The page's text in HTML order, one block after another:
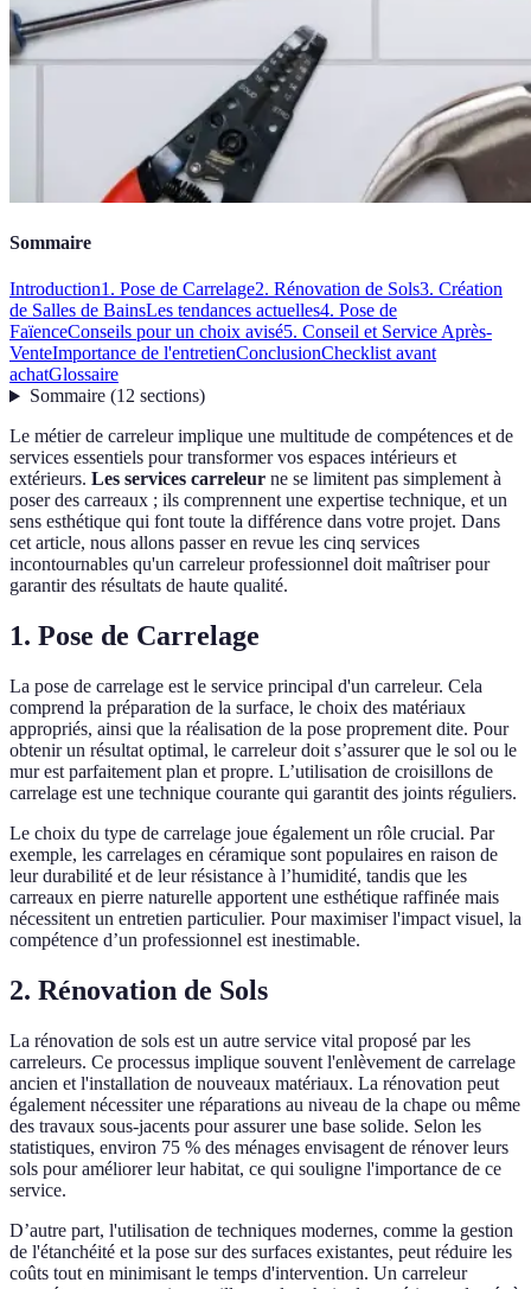
Sommaire
Introduction1. Pose de Carrelage2. Rénovation de Sols3. Création
de Salles de BainsLes tendances actuelles4. Pose de
FaïenceConseils pour un choix avisé5. Conseil et Service Après-
VenteImportance de l'entretienConclusionChecklist avant
achatGlossaire
Sommaire(12 sections)
Le métier de carreleur implique une multitude de compétences et de
services essentiels pour transformer vos espaces intérieurs et
extérieurs. Les services carreleur ne se limitent pas simplement à
poser des carreaux ; ils comprennent une expertise technique, et un
sens esthétique qui font toute la différence dans votre projet. Dans
cet article, nous allons passer en revue les cinq services
incontournables qu'un carreleur professionnel doit maîtriser pour
garantir des résultats de haute qualité.
1. Pose de Carrelage
La pose de carrelage est le service principal d'un carreleur. Cela
comprend la préparation de la surface, le choix des matériaux
appropriés, ainsi que la réalisation de la pose proprement dite. Pour
obtenir un résultat optimal, le carreleur doit s’assurer que le sol ou le
mur est parfaitement plan et propre. L’utilisation de croisillons de
carrelage est une technique courante qui garantit des joints réguliers.
Le choix du type de carrelage joue également un rôle crucial. Par
exemple, les carrelages en céramique sont populaires en raison de
leur durabilité et de leur résistance à l’humidité, tandis que les
carreaux en pierre naturelle apportent une esthétique raffinée mais
nécessitent un entretien particulier. Pour maximiser l'impact visuel, la
compétence d’un professionnel est inestimable.
2. Rénovation de Sols
La rénovation de sols est un autre service vital proposé par les
carreleurs. Ce processus implique souvent l'enlèvement de carrelage
ancien et l'installation de nouveaux matériaux. La rénovation peut
également nécessiter une réparations au niveau de la chape ou même
des travaux sous-jacents pour assurer une base solide. Selon les
statistiques, environ 75 % des ménages envisagent de rénover leurs
sols pour améliorer leur habitat, ce qui souligne l'importance de ce
service.
D’autre part, l'utilisation de techniques modernes, comme la gestion
de l'étanchéité et la pose sur des surfaces existantes, peut réduire les
coûts tout en minimisant le temps d'intervention. Un carreleur